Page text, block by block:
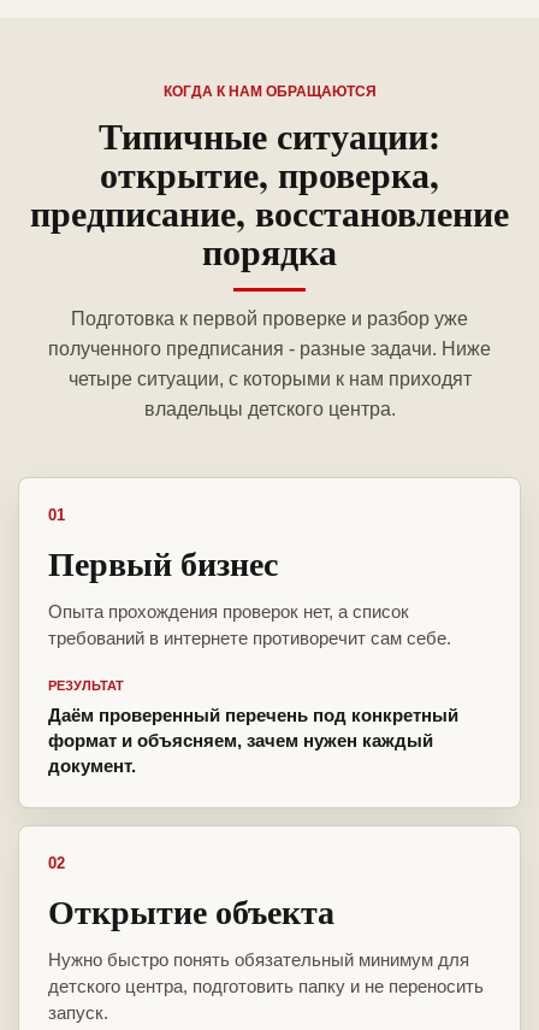
КОГДА К НАМ ОБРАЩАЮТСЯ
Типичные ситуации:
открытие, проверка,
предписание, восстановление
порядка
Подготовка к первой проверке и разбор уже
полученного предписания - разные задачи. Ниже
четыре ситуации, с которыми к нам приходят
владельцы детского центра.
01
Первый бизнес
Опыта прохождения проверок нет, а список
требований в интернете противоречит сам себе.
РЕЗУЛЬТАТ
Даём проверенный перечень под конкретный
формат и объясняем, зачем нужен каждый
документ.
02
Открытие объекта
Нужно быстро понять обязательный минимум для
детского центра, подготовить папку и не переносить
запуск.